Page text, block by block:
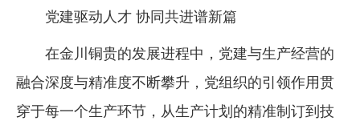
党建驱动人才 协同共进谱新篇
在金川铜贵的发展进程中，党建与生产经营的
融合深度与精准度不断攀升，党组织的引领作用贯
穿于每一个生产环节，从生产计划的精准制订到技